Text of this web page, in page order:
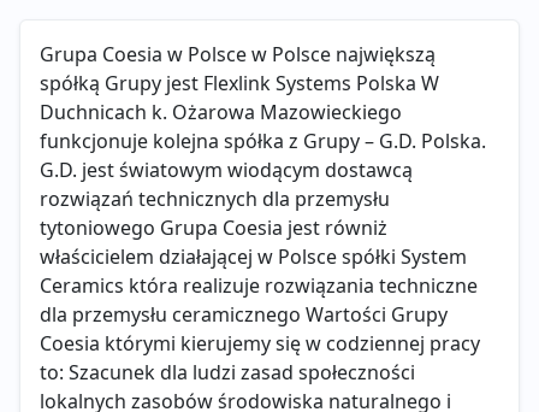
Grupa Coesia w Polsce w Polsce największą
spółką Grupy jest Flexlink Systems Polska W
Duchnicach k. Ożarowa Mazowieckiego
funkcjonuje kolejna spółka z Grupy – G.D. Polska.
G.D. jest światowym wiodącym dostawcą
rozwiązań technicznych dla przemysłu
tytoniowego Grupa Coesia jest równiż
właścicielem działającej w Polsce spółki System
Ceramics która realizuje rozwiązania techniczne
dla przemysłu ceramicznego Wartości Grupy
Coesia którymi kierujemy się w codziennej pracy
to: Szacunek dla ludzi zasad społeczności
lokalnych zasobów środowiska naturalnego i